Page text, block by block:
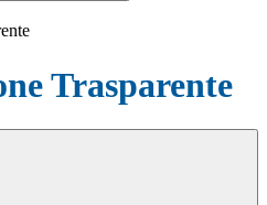
Trasparente